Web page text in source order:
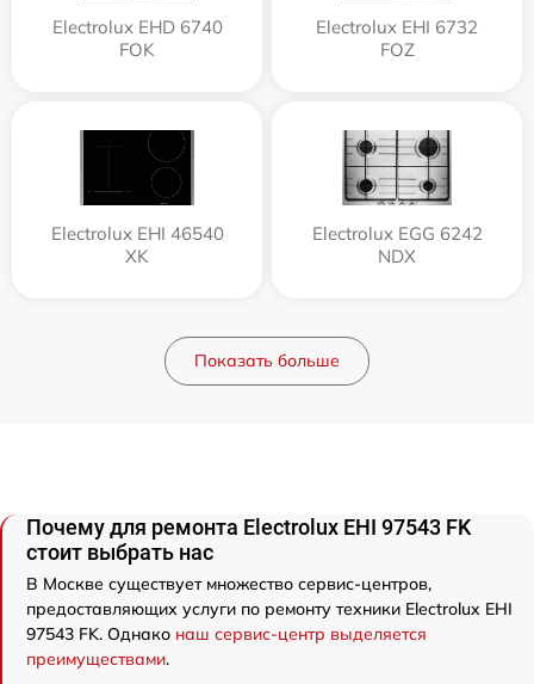
Electrolux EHD 6740
FOK
Electrolux EHI 6732
FOZ
Electrolux EHI 46540
XK
Electrolux EGG 6242
NDX
Показать больше
Почему для ремонта Electrolux EHI 97543 FK
стоит выбрать нас
В Москве существует множество сервис-центров,
предоставляющих услуги по ремонту техники Electrolux EHI
97543 FK. Однако наш сервис-центр выделяется
преимуществами.